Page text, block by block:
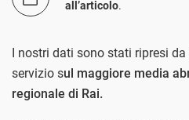
all’articolo.
I nostri dati sono stati ripresi da
servizio sul maggiore media
regionale di Rai.